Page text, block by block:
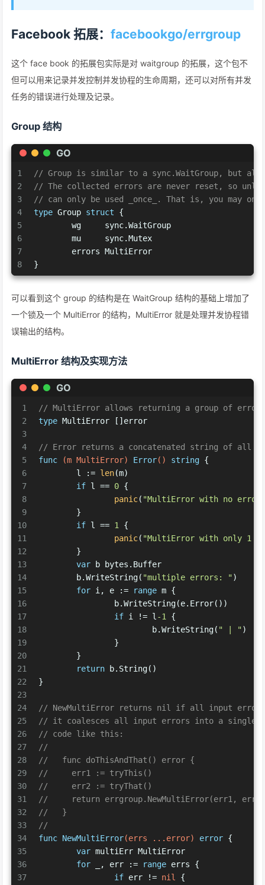
Facebook 拓展： facebookgo/errgroup
这个 face book 的拓展包实际是对 waitgroup 的拓展，这个包不
但可以用来记录并发控制并发协程的生命周期，还可以对所有并发
任务的错误进行处理及记录。
Group 结构
GO
1
2
3
4
5
6
7
8
// Group is similar to a sync.WaitGroup, but
// The collected errors are never reset, so
// can only be used _once_. That is, you may
type Group struct {
	wg     sync.WaitGroup
	mu     sync.Mutex
	errors MultiError
}
可以看到这个 group 的结构是在 WaitGroup 结构的基础上增加了
一个锁及一个 MultiError 的结构，MultiError 就是处理并发协程错
误输出的结构。
MultiError 结构及实现方法
GO
1
2
3
4
5
6
7
8
9
10
11
12
13
14
15
16
17
18
19
20
21
22
23
24
25
26
27
28
29
30
31
32
33
34
35
36
37
// MultiError allows returning a group of
type MultiError []error
// Error returns a concatenated string of all
func
(m MultiError) Error() string {
	l :=
len(m)
if l == 0 {
panic( "MultiError with no
	}
if l == 1
{
panic( "MultiError with only 1
	}
var b bytes.Buffer
	b.WriteString(
"multiple errors: ")
for i, e := range m {
		b.WriteString(e.Error())
if i != l -1
{
			b.WriteString(
" | ")
		}
	}
return b.String()
}
// NewMultiError returns nil if all input errors
// it coalesces all input errors into a single
// code like this:
//
//   func doThisAndThat() error {
//     err1 := tryThis()
//     err2 := tryThat()
//     return errgroup.NewMultiError(err1, err2)
//   }
//
func NewMultiError(errs ...error) error {
var multiErr MultiError
for _, err := range errs {
if err != nil
{